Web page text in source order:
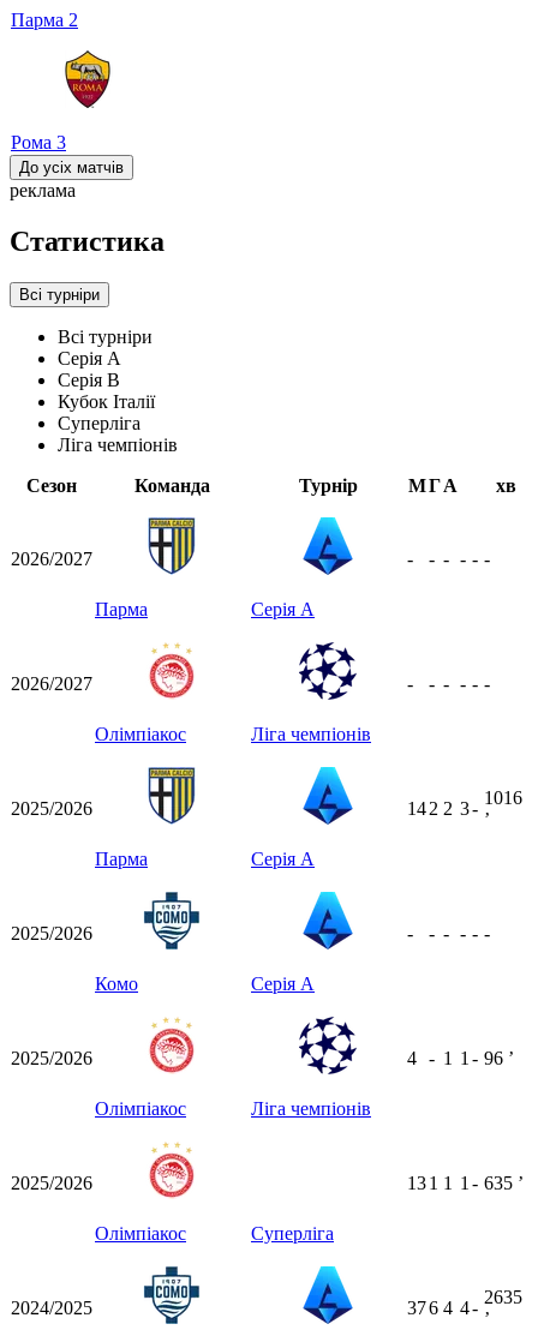
Парма 2
Рома 3
До усіх матчів
реклама
Статистика
Всі турніри
Всі турніри
Серія А
Серія B
Кубок Італії
Суперліга
Ліга чемпіонів
Сезон
Команда Турнір МГА хв
2026/2027
Парма Серія А
- - - - - -
2026/2027
Олімпіакос Ліга чемпіонів
- - - - - -
2025/2026
Парма Серія А
142 2 3-
1016
ʼ
2025/2026
Комо Серія А
- - - - - -
2025/2026
Олімпіакос Ліга чемпіонів
4 - 1 1 - 96 ʼ
2025/2026
Олімпіакос Суперліга
131 1 1 - 635 ʼ
2024/2025 376 4 4-
2635
ʼ